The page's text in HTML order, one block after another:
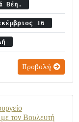
Βέη.
16
Προβολή
με τον Βουλευτή